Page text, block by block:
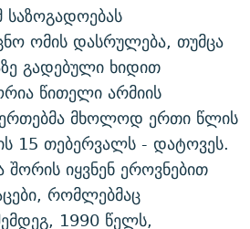
ᲘᲡᲢᲝᲠᲘᲐ
- ᲐᲛᲝᲣᲗᲥᲛᲔᲚᲘ ᲐᲛᲑᲐᲕᲘ
საიტი
ომის დასრულება, თუმცა
გადებული ხიდით
წითელი არმიის
მხოლოდ ერთი წლის
15 თებერვალს - დატოვეს.
იყვნენ ეროვნებით
რომლებმაც
1990 წელს,